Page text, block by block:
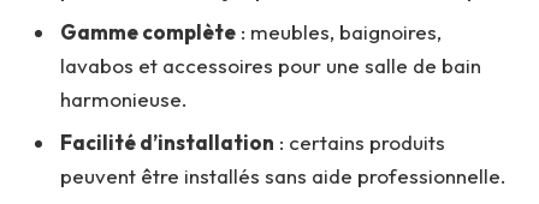
Gamme complète : meubles, baignoires,
lavabos et accessoires pour une salle de bain
harmonieuse.
Facilité d’installation : certains produits
peuvent être installés sans aide professionnelle.